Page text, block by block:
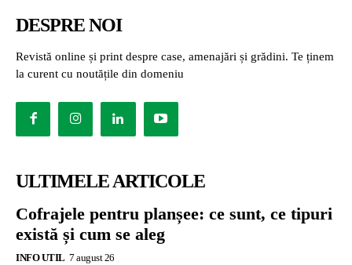
DESPRE NOI
Revistă online și print despre case, amenajări și grădini. Te ținem
la curent cu noutățile din domeniu
ULTIMELE ARTICOLE
Cofrajele pentru planșee: ce sunt, ce tipuri
există și cum se aleg
INFO UTIL 7 august 26